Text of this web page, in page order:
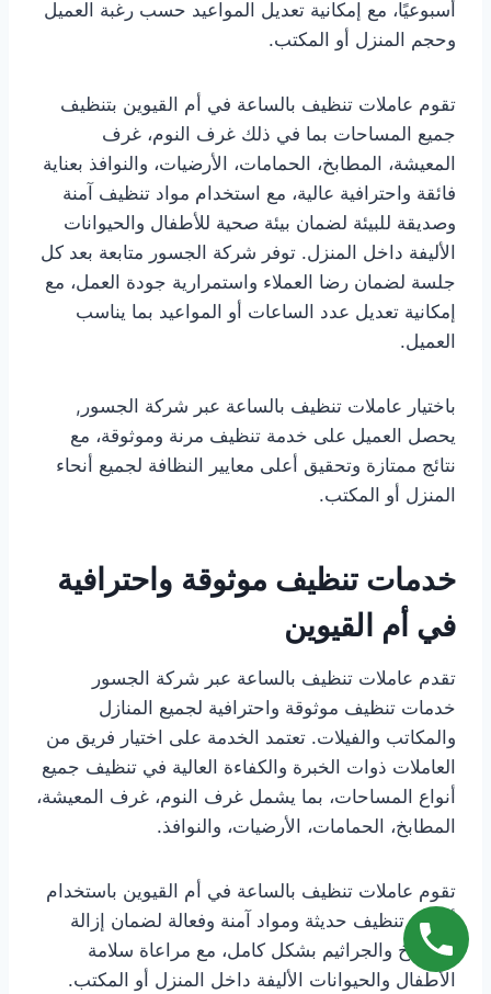
أسبوعيًا، مع إمكانية تعديل المواعيد حسب رغبة العميل
وحجم المنزل أو المكتب.
تقوم عاملات تنظيف بالساعة في أم القيوين بتنظيف
جميع المساحات بما في ذلك غرف النوم، غرف
المعيشة، المطابخ، الحمامات، الأرضيات، والنوافذ بعناية
فائقة واحترافية عالية، مع استخدام مواد تنظيف آمنة
وصديقة للبيئة لضمان بيئة صحية للأطفال والحيوانات
الأليفة داخل المنزل. توفر شركة الجسور متابعة بعد كل
جلسة لضمان رضا العملاء واستمرارية جودة العمل، مع
إمكانية تعديل عدد الساعات أو المواعيد بما يناسب
العميل.
باختيار عاملات تنظيف بالساعة عبر شركة الجسور,
يحصل العميل على خدمة تنظيف مرنة وموثوقة، مع
نتائج ممتازة وتحقيق أعلى معايير النظافة لجميع أنحاء
المنزل أو المكتب.
خدمات تنظيف موثوقة واحترافية
في أم القيوين
تقدم عاملات تنظيف بالساعة عبر شركة الجسور
خدمات تنظيف موثوقة واحترافية لجميع المنازل
والمكاتب والفيلات. تعتمد الخدمة على اختيار فريق من
العاملات ذوات الخبرة والكفاءة العالية في تنظيف جميع
أنواع المساحات، بما يشمل غرف النوم، غرف المعيشة،
المطابخ، الحمامات، الأرضيات، والنوافذ.
تقوم عاملات تنظيف بالساعة في أم القيوين باستخدام
أدوات تنظيف حديثة ومواد آمنة وفعالة لضمان إزالة
الأوساخ والجراثيم بشكل كامل، مع مراعاة سلامة
الأطفال والحيوانات الأليفة داخل المنزل أو المكتب.